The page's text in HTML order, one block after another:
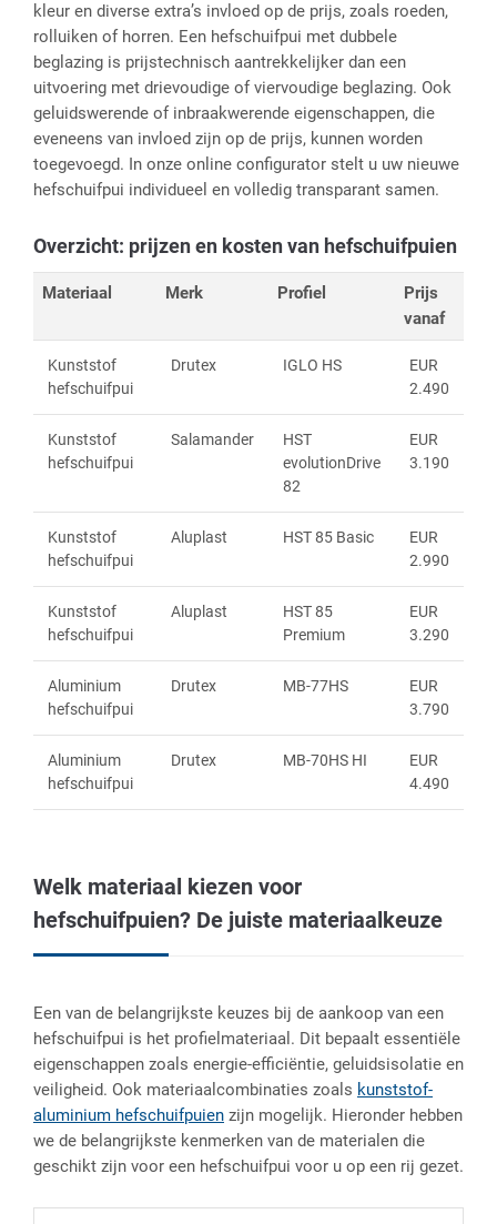
kleur en diverse extra’s invloed op de prijs, zoals roeden,
rolluiken of horren. Een hefschuifpui met dubbele
beglazing is prijstechnisch aantrekkelijker dan een
uitvoering met drievoudige of viervoudige beglazing. Ook
geluidswerende of inbraakwerende eigenschappen, die
eveneens van invloed zijn op de prijs, kunnen worden
toegevoegd. In onze online configurator stelt u uw nieuwe
hefschuifpui individueel en volledig transparant samen.
Overzicht: prijzen en kosten van hefschuifpuien
Materiaal Merk Profiel
Prijs
vanaf
Kunststof
hefschuifpui
Drutex IGLO HS
EUR
2.490
Kunststof
hefschuifpui
Salamander
HST
evolutionDrive
82
EUR
3.190
Kunststof
hefschuifpui
Aluplast HST 85 Basic
EUR
2.990
Kunststof
hefschuifpui
Aluplast
HST 85
Premium
EUR
3.290
Aluminium
hefschuifpui
Drutex MB-77HS
EUR
3.790
Aluminium
hefschuifpui
Drutex MB-70HS HI
EUR
4.490
Welk materiaal kiezen voor
hefschuifpuien? De juiste materiaalkeuze
Een van de belangrijkste keuzes bij de aankoop van een
hefschuifpui is het profielmateriaal. Dit bepaalt essentiële
eigenschappen zoals energie-efficiëntie, geluidsisolatie en
veiligheid. Ook materiaalcombinaties zoals kunststof-
aluminium hefschuifpuien zijn mogelijk. Hieronder hebben
we de belangrijkste kenmerken van de materialen die
geschikt zijn voor een hefschuifpui voor u op een rij gezet.